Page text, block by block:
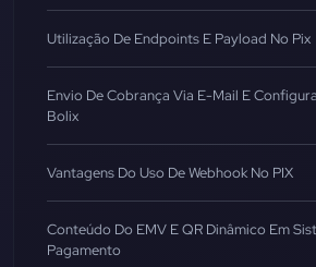
Utilização De Endpoints E Payload No Pix
Envio De Cobrança Via E-Mail E
Bolix
Vantagens Do Uso De Webhook No PIX
Conteúdo Do EMV E QR Dinâmico Em
Pagamento